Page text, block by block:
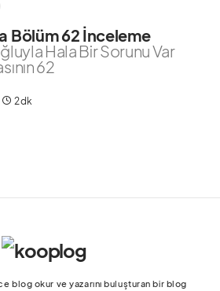
Bölüm 62 İnceleme
Hala Bir Sorunu Var
62
2 dk
blog okur ve yazarını buluşturan bir blog